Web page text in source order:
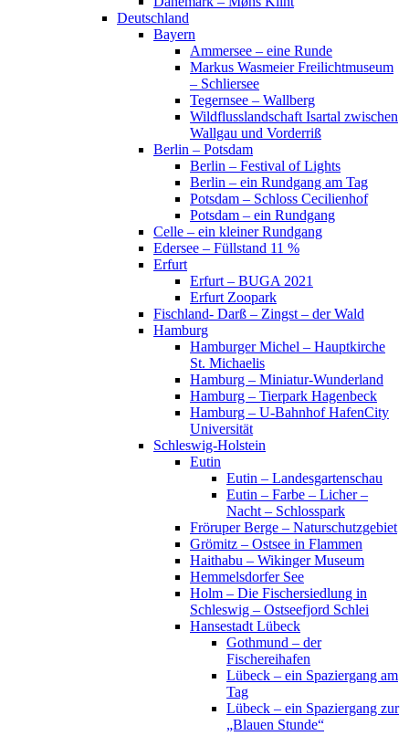
Deutschland
Bayern
Ammersee – eine Runde
Markus Wasmeier Freilichtmuseum
– Schliersee
Tegernsee – Wallberg
Wildflusslandschaft Isartal zwischen
Wallgau und Vorderriß
Berlin – Potsdam
Berlin – Festival of Lights
Berlin – ein Rundgang am Tag
Potsdam – Schloss Cecilienhof
Potsdam – ein Rundgang
Celle – ein kleiner Rundgang
Edersee – Füllstand 11 %
Erfurt
Erfurt – BUGA 2021
Erfurt Zoopark
Fischland- Darß – Zingst – der Wald
Hamburg
Hamburger Michel – Hauptkirche
St. Michaelis
Hamburg – Miniatur-Wunderland
Hamburg – Tierpark Hagenbeck
Hamburg – U-Bahnhof HafenCity
Universität
Schleswig-Holstein
Eutin
Eutin – Landesgartenschau
Eutin – Farbe – Licher –
Nacht – Schlosspark
Fröruper Berge – Naturschutzgebiet
Grömitz – Ostsee in Flammen
Haithabu – Wikinger Museum
Hemmelsdorfer See
Holm – Die Fischersiedlung in
Schleswig – Ostseefjord Schlei
Hansestadt Lübeck
Gothmund – der
Fischereihafen
Lübeck – ein Spaziergang am
Tag
Lübeck – ein Spaziergang zur
„Blauen Stunde“